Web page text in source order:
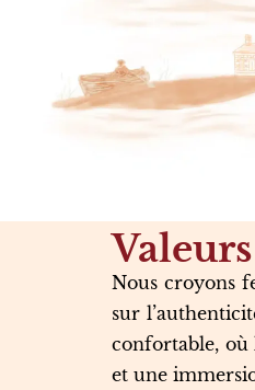
Nous croyons
sur
confortable, où
et une